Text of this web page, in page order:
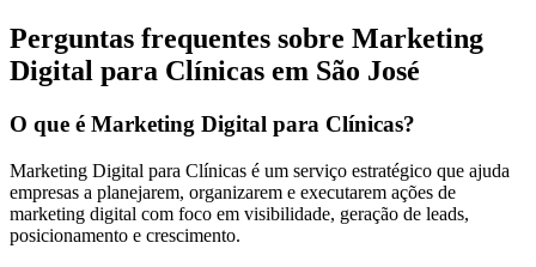
Perguntas frequentes sobre Marketing
Digital para Clínicas em São José
O que é Marketing Digital para Clínicas?
Marketing Digital para Clínicas é um serviço estratégico que ajuda
empresas a planejarem, organizarem e executarem ações de
marketing digital com foco em visibilidade, geração de leads,
posicionamento e crescimento.